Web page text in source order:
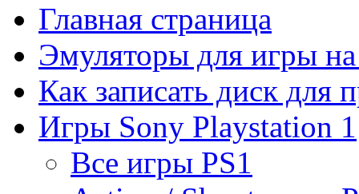
Главная страница
Эмуляторы для игры
Как записать диск для
Игры Sony Playstation 1
Все игры PS1